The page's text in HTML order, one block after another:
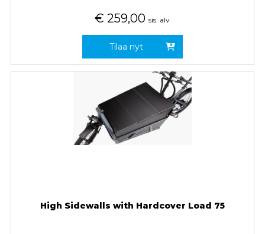
€ 259,00 sis. alv
Tilaa nyt
High Sidewalls with Hardcover Load 75